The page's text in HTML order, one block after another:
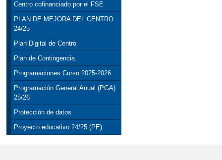
Centro cofinanciado por el FSE
PLAN DE MEJORA DEL CENTRO
24/25
Plan Digital de Centro
Plan de Contingencia.
Programaciones Curso 2025-2026
Programación General Anual (PGA)
25/26
Protección de datos
Proyecto educativo 24/25 (PE)